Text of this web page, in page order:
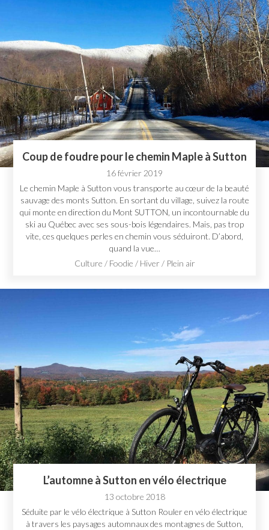
Coup de foudre pour le chemin Maple à Sutton
16 février 2019
Le chemin Maple à Sutton vous transporte au cœur de la beauté
sauvage des monts Sutton. En sortant du village, suivez la route
qui monte en direction du Mont SUTTON, un incontournable du
ski au Québec avec ses sous-bois légendaires. Mais, pas trop
vite, ces quelques perles en chemin vous séduiront. D’abord,
quand la vue…
Culture / Foodie / Hiver / Plein air
L’automne à Sutton en vélo électrique
13 octobre 2018
Séduite par le vélo électrique à Sutton Rouler en vélo électrique
à travers les paysages automnaux des montagnes de Sutton,